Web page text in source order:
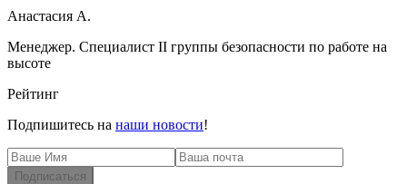
Анастасия А.
Менеджер. Специалист II группы безопасности по работе на
высоте
Рейтинг
Подпишитесь на наши новости!
Подписаться